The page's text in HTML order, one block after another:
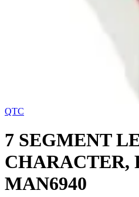
QTC
7 SEGMENT
CHARACTER,
MAN6940